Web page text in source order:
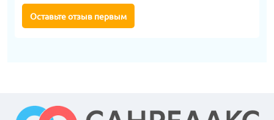
Оставьте отзыв первым